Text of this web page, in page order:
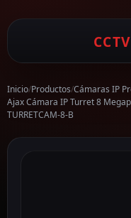
Inicio/Productos/Cámaras IP
Ajax Cámara IP Turret 8
TURRETCAM-8-B